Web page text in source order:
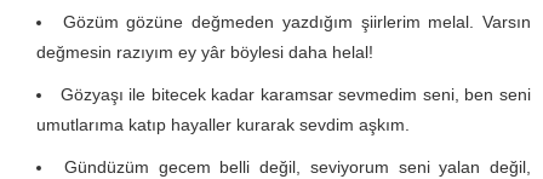
Gözüm gözüne değmeden yazdığım şiirlerim melal. Varsın
değmesin razıyım ey yâr böylesi daha helal!
Gözyaşı ile bitecek kadar karamsar sevmedim seni, ben seni
umutlarıma katıp hayaller kurarak sevdim aşkım.
Gündüzüm gecem belli değil, seviyorum seni yalan değil,